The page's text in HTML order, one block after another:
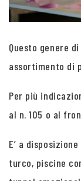
Questo genere
assortimento di
Per più
al n. 105 o al
E’ a
turco, piscine